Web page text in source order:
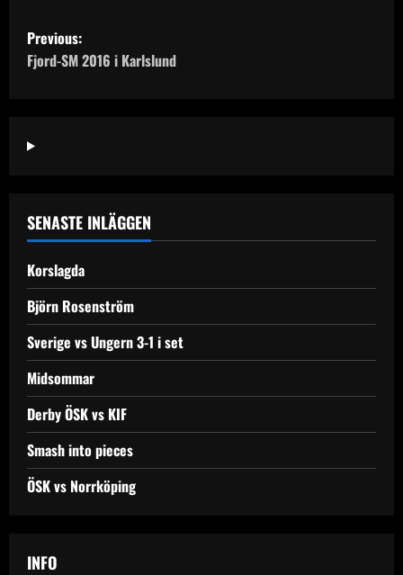
P
o
t
a
v
i
g
a
t
i
o
Previous:
Fjord-SM 2016 i Karlslund
SENASTE INLÄGGEN
Korslagda
Björn Rosenström
Sverige vs Ungern 3-1 i set
Midsommar
Derby ÖSK vs KIF
Smash into pieces
ÖSK vs Norrköping
INFO